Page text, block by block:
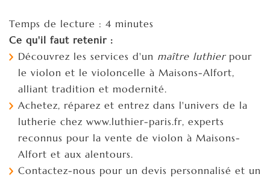
Temps de lecture : 4 minutes
Ce qu'il faut retenir :
Découvrez les services d'un maître luthierpour
le violon et le violoncelle à Maisons-Alfort,
alliant tradition et modernité.
Achetez, réparez et entrez dans l'univers de la
lutherie chez www.luthier-paris.fr, experts
reconnus pour la vente de violon à Maisons-
Alfort et aux alentours.
Contactez-nous pour un devis personnalisé et un